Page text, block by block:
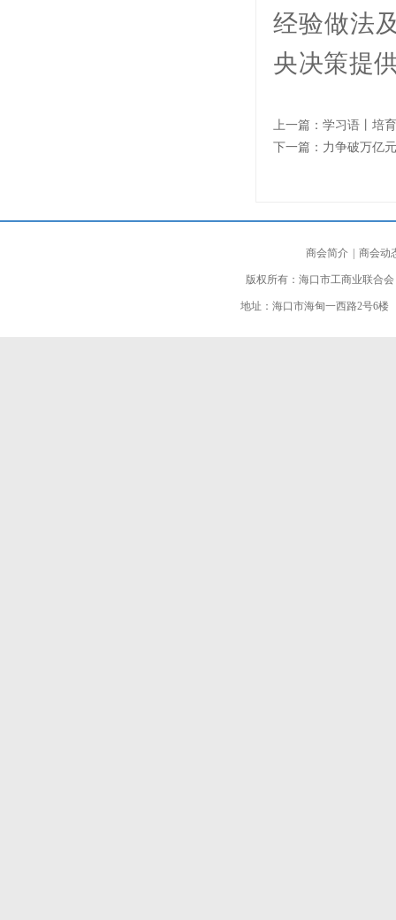
经验做法
央决策提
上一篇： 学习语丨培
下一篇： 力争破万亿
商会简介 商会动
版权所有：海口市工商业联合
地址：海口市海甸一西路2号6